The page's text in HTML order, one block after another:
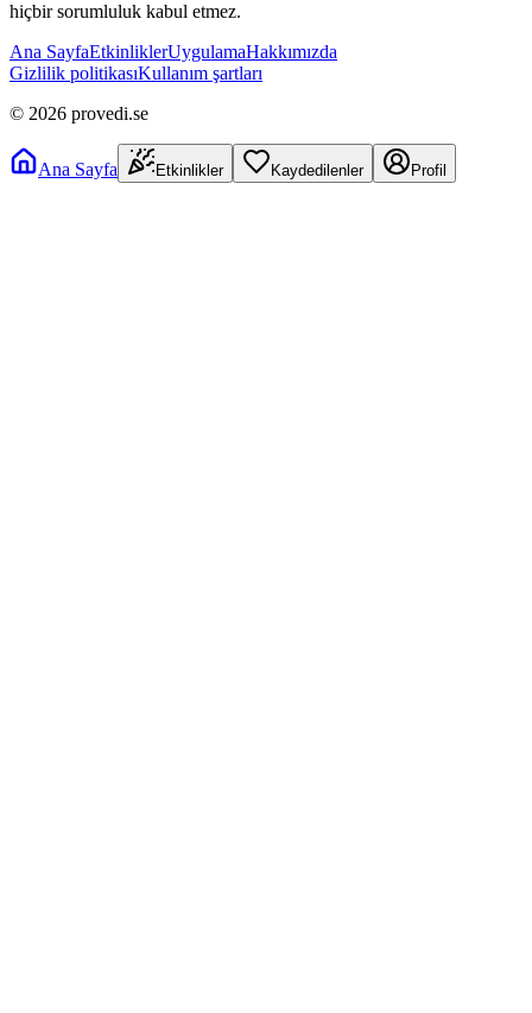
hiçbir sorumluluk kabul etmez.
Ana SayfaEtkinliklerUygulamaHakkımızda
Gizlilik politikasıKullanım şartları
© 2026 provedi.se
Ana Sayfa Etkinlikler Kaydedilenler Profil